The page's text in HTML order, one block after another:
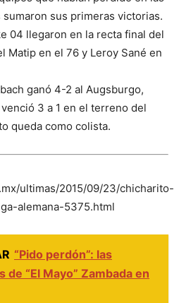
sus primeras victorias.
04 llegaron en la recta final del
Matip en el 76 y Leroy Sané en
ganó 4-2 al Augsburgo,
3 a 1 en el terreno del
queda como colista.
ultimas/2015/09/23/chicharito-
alemana-5375.html
“Pido perdón”: las
de “El Mayo” Zambada en